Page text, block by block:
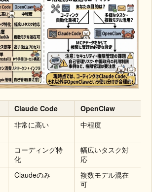
Claude Code
OpenClaw
非常に高い 中程度
コーディング特
化
幅広いタスク対
応
Claudeのみ
複数モデル混在
可